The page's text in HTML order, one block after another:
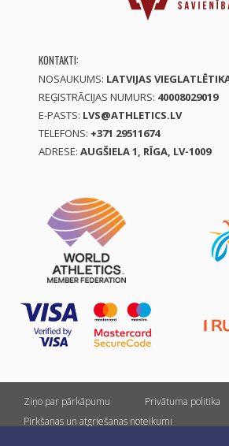
KONTAKTI:
NOSAUKUMS: LATVIJAS
REĢISTRĀCIJAS NUMURS: 40008029019
E-PASTS: LVS@ATHLETICS.LV
TELEFONS: +371 29511674
ADRESE: AUGŠIELA 1, RĪGA, LV-1009
Ziņo par pārkāpumu
Privātuma politika
Pirkšanas un atgriešanas noteikumi